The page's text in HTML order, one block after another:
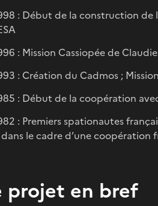
: Début de la construction de
: Mission Cassiopée de
: Création du Cadmos ;
: Début de la coopération
: Premiers spationautes
le cadre d’une coopération
projet en bref